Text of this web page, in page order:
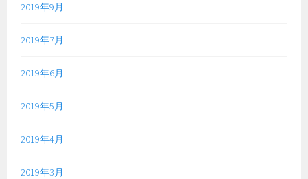
2019年9月
2019年7月
2019年6月
2019年5月
2019年4月
2019年3月